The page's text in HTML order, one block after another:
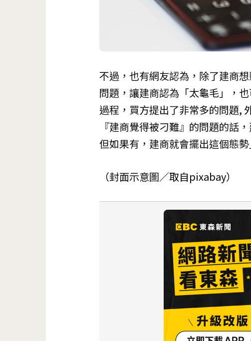
不過，也有網友認為，除了建商
問題，讓建商認為「太龜毛」，
過程，買方提出了非常多的問題,
『建商覺得被刁難』的問題的話
但如果有，建商就會擺出這個態勢
（封面示意圖／取自pixabay）